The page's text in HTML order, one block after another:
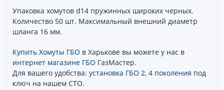
Упаковка хомутов d14 пружинных широких черных.
Количество 50 шт. Максимальный внешний диаметр
шланга 16 мм.
Купить Хомуты ГБО в Харькове вы можете у нас в
интернет магазине ГБО ГазМастер.
Для вашего удобства: установка ГБО 2, 4 поколения под
ключ на нашем СТО.